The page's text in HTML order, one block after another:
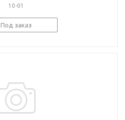
10-01
Под заказ